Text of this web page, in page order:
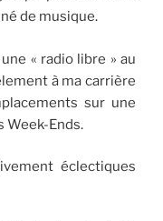
de musique.
« radio libre » au
à ma carrière
sur une
Week-Ends.
éclectiques